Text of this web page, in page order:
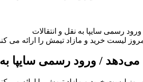
رسمی سایپا به نقل و انتقالات
لیست خرید و مازاد تیمش را ارائه می
/ ورود رسمی سایپا به